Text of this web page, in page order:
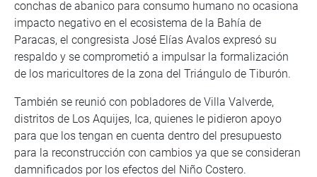
conchas de abanico para consumo humano no ocasiona
impacto negativo en el ecosistema de la Bahía de
Paracas, el congresista José Elías Avalos expresó su
respaldo y se comprometió a impulsar la formalización
de los maricultores de la zona del Triángulo de Tiburón.
También se reunió con pobladores de Villa Valverde,
distritos de Los Aquijes, Ica, quienes le pidieron apoyo
para que los tengan en cuenta dentro del presupuesto
para la reconstrucción con cambios ya que se consideran
damnificados por los efectos del Niño Costero.